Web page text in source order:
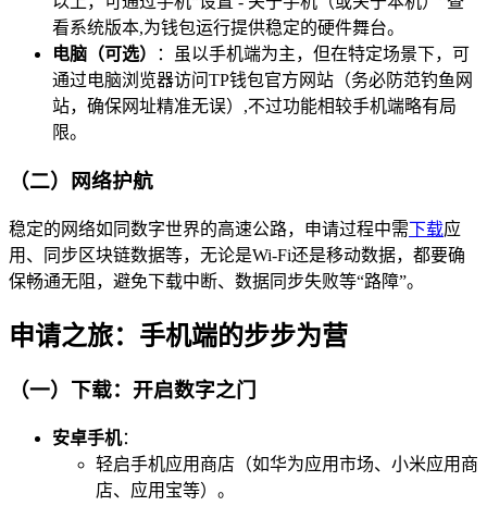
看系统版本,为钱包运行提供稳定的硬件舞台。
电脑（可选）
：虽以手机端为主，但在特定场景下，可
通过电脑浏览器访问TP钱包官方网站（务必防范钓鱼网
站，确保网址精准无误）,不过功能相较手机端略有局
限。
（二）网络护航
稳定的网络如同数字世界的高速公路，申请过程中需下载应
用、同步区块链数据等，无论是Wi-Fi还是移动数据，都要确
保畅通无阻，避免下载中断、数据同步失败等“路障”。
申请之旅：手机端的步步为营
（一）下载：开启数字之门
安卓手机：
轻启手机应用商店（如华为应用市场、小米应用商
店、应用宝等）。